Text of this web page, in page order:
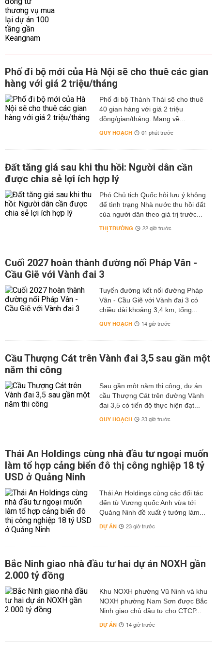
Phố đi bộ mới của Hà Nội sẽ cho thuê các gian
hàng với giá 2 triệu/tháng
Phố đi bộ Thành Thái sẽ cho thuê
40 gian hàng với giá 2 triệu
đồng/gian/tháng. Mang về...
QUY HOẠCH 01 phút trước
Đất tăng giá sau khi thu hồi: Người dân cần
được chia sẻ lợi ích hợp lý
Phó Chủ tịch Quốc hội lưu ý không
để tình trạng Nhà nước thu hồi đất
của người dân theo giá trị trước...
THỊ TRƯỜNG 22 giờ trước
Cuối 2027 hoàn thành đường nối Pháp Vân -
Cầu Giẽ với Vành đai 3
Tuyến đường kết nối đường Pháp
Vân - Cầu Giẽ với Vành đai 3 có
chiều dài khoảng 3,4 km, tổng...
QUY HOẠCH 14 giờ trước
Cầu Thượng Cát trên Vành đai 3,5 sau gần một
năm thi công
Sau gần một năm thi công, dự án
cầu Thượng Cát trên đường Vành
đai 3,5 có tiến độ thực hiện đạt...
QUY HOẠCH 23 giờ trước
Thái An Holdings cùng nhà đầu tư ngoại muốn
làm tổ hợp cảng biển đô thị công nghiệp 18 tỷ
USD ở Quảng Ninh
Thái An Holdings cùng các đối tác
đến từ Vương quốc Anh vừa tới
Quảng Ninh đề xuất ý tưởng làm...
DỰ ÁN 23 giờ trước
Bắc Ninh giao nhà đầu tư hai dự án NOXH gần
2.000 tỷ đồng
Khu NOXH phường Vũ Ninh và khu
NOXH phường Nam Sơn được Bắc
Ninh giao chủ đầu tư cho CTCP...
DỰ ÁN 14 giờ trước